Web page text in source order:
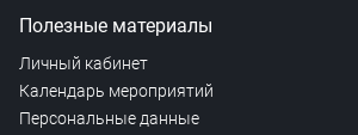
Полезные материалы
Личный кабинет
Календарь мероприятий
Персональные данные